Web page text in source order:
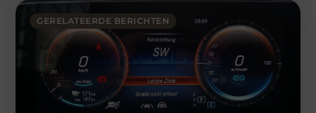
GERELATEERDE BERICHTEN